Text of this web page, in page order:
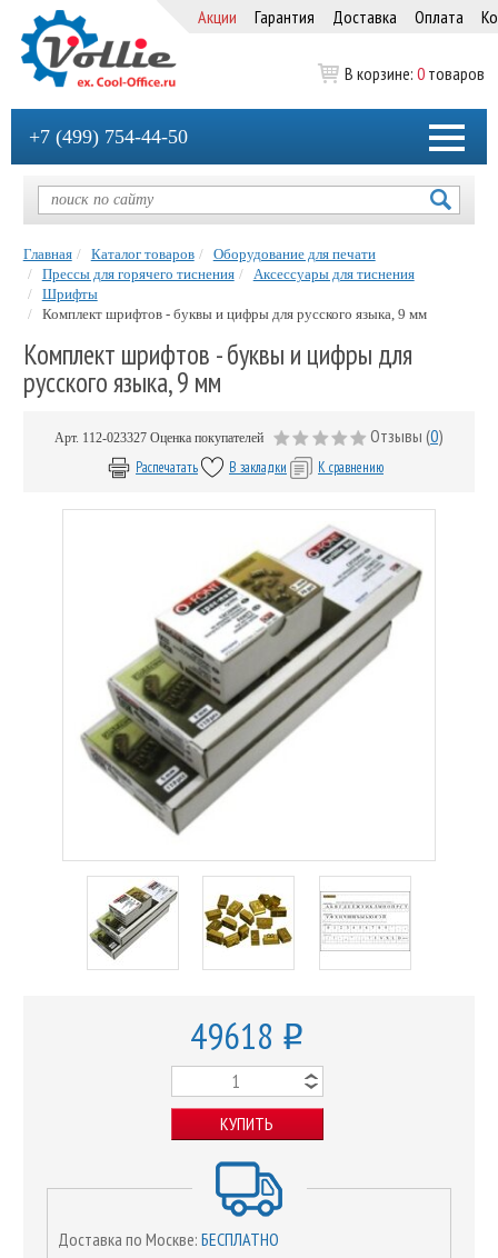
Акции Гарантия Доставка Оплата
В корзине: 0 товаров
+7 (499) 754-44-50
Главная Каталог товаров
Оборудование для печати
Прессы для горячего тиснения
Аксессуары для тиснения
Шрифты
Комплект шрифтов - буквы и цифры для русского языка, 9 мм
Комплект шрифтов - буквы и цифры для
русского языка, 9 мм
Арт. 112-023327 Оценка покупателей Отзывы (0)
Распечатать В закладки К сравнению
49618 o
КУПИТЬ
Доставка по Москве: БЕСПЛАТНО